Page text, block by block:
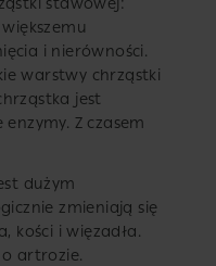
i nierówności.
warstwy chrząstki
jest
Z czasem
dużym
zmieniają się
kości i więzadła.
artrozie.